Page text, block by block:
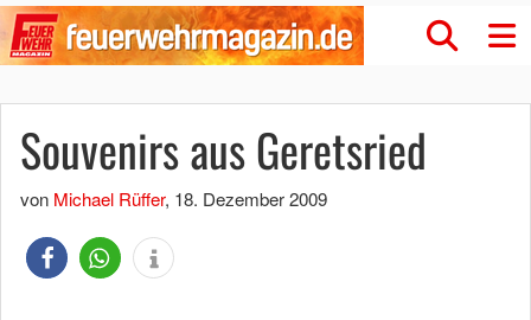
Souvenirs aus Geretsried
von Michael Rüffer, 18. Dezember 2009